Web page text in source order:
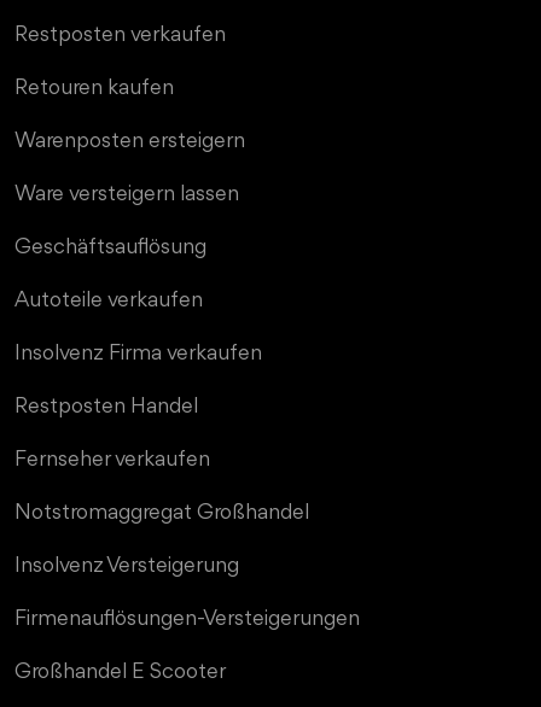
Restposten verkaufen
Retouren kaufen
Warenposten ersteigern
Ware versteigern lassen
Geschäftsauflösung
Autoteile verkaufen
Insolvenz Firma verkaufen
Restposten Handel
Fernseher verkaufen
Notstromaggregat Großhandel
Insolvenz Versteigerung
Firmenauflösungen-Versteigerungen
Großhandel E Scooter